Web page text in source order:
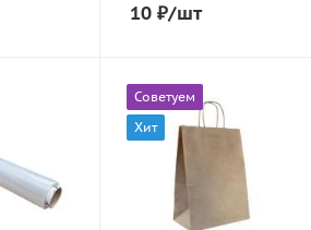
10₽/шт
Советуем
Хит